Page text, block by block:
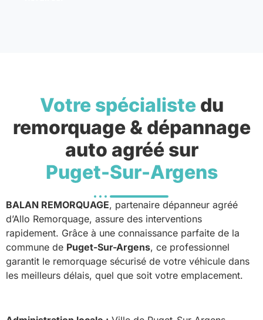
Votre spécialistedu
remorquage & dépannage
auto agréé sur
Puget-Sur-Argens
BALAN REMORQUAGE, partenaire dépanneur agréé
d’Allo Remorquage, assure des interventions
rapidement. Grâce à une connaissance parfaite de la
commune de Puget-Sur-Argens, ce professionnel
garantit le remorquage sécurisé de votre véhicule dans
les meilleurs délais, quel que soit votre emplacement.